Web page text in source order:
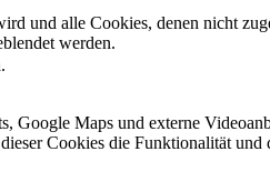
und alle Cookies, denen nicht
werden.
Google Maps und externe
Cookies die Funktionalität